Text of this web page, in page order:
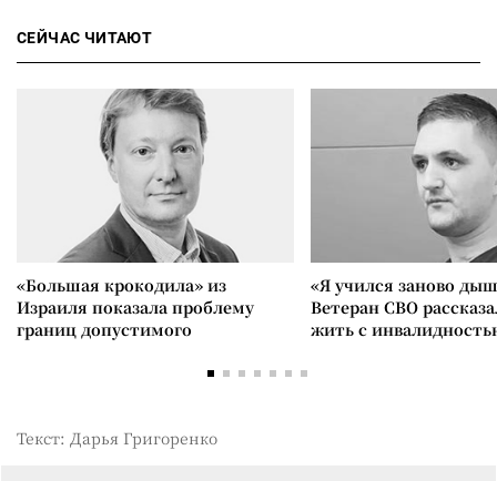
СЕЙЧАС ЧИТАЮТ
«Большая крокодила» из
Израиля показала проблему
границ допустимого
«Я учился заново
Ветеран СВО
жить с
Текст: Дарья Григоренко